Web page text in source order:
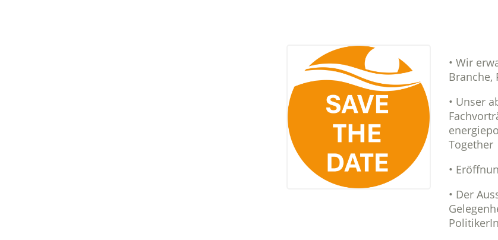
• Wir
Branche,
• Unser
Together
•
• Der